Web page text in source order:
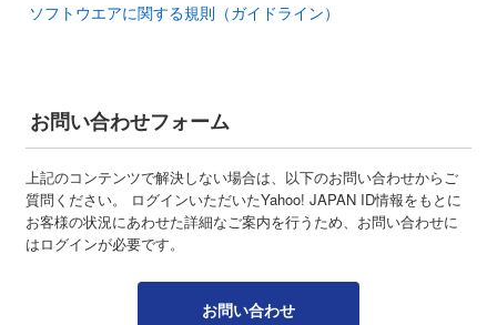
ソフトウエアに関する規則（ガイドライン）
お問い合わせフォーム
上記のコンテンツで解決しない場合は、以下のお問い合わせからご
質問ください。 ログインいただいたYahoo! JAPAN ID情報をもとに
お客様の状況にあわせた詳細なご案内を行うため、お問い合わせに
はログインが必要です。
お問い合わせ